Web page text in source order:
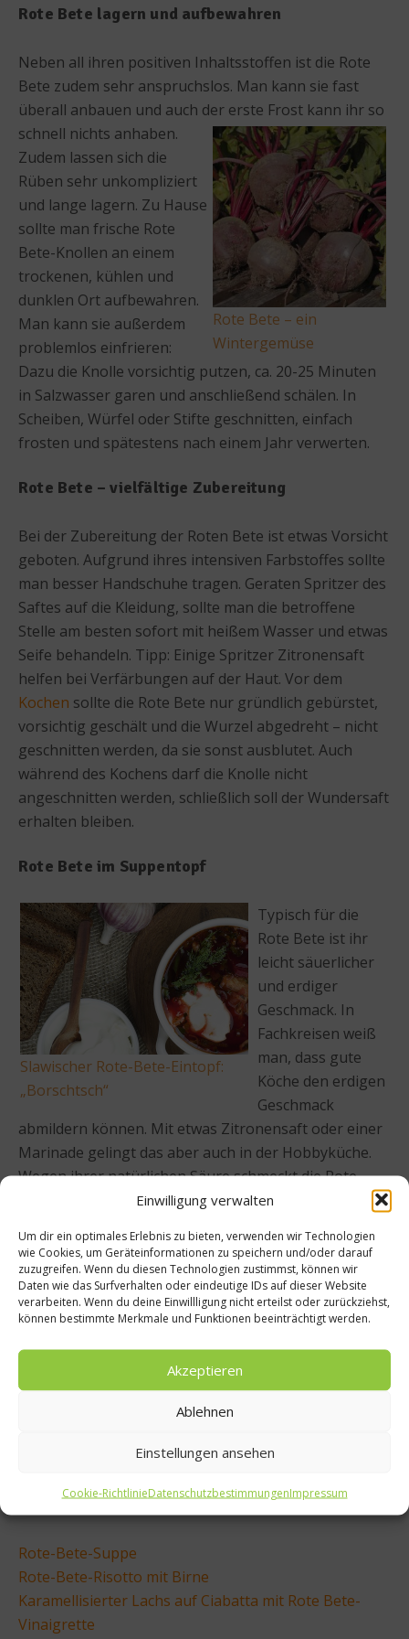
Einwilligung verwalten
Um dir ein optimales Erlebnis zu bieten, verwenden wir Technologien
wie Cookies, um Geräteinformationen zu speichern und/oder darauf
zuzugreifen. Wenn du diesen Technologien zustimmst, können wir
Daten wie das Surfverhalten oder eindeutige IDs auf dieser Website
verarbeiten. Wenn du deine Einwillligung nicht erteilst oder zurückziehst,
können bestimmte Merkmale und Funktionen beeinträchtigt werden.
Akzeptieren
Ablehnen
Einstellungen ansehen
Cookie-RichtlinieDatenschutzbestimmungenImpressum
Rote Bete lagern und aufbewahren
Neben all ihren positiven Inhaltsstoffen ist die Rote
Bete zudem sehr anspruchslos. Man kann sie fast
überall anbauen und auch der erste Frost kann ihr so
Rote Bete – ein
Wintergemüse
schnell nichts anhaben.
Zudem lassen sich die
Rüben sehr unkompliziert
und lange lagern. Zu Hause
sollte man frische Rote
Bete-Knollen an einem
trockenen, kühlen und
dunklen Ort aufbewahren.
Man kann sie außerdem
problemlos einfrieren:
Dazu die Knolle vorsichtig putzen, ca. 20-25 Minuten
in Salzwasser garen und anschließend schälen. In
Scheiben, Würfel oder Stifte geschnitten, einfach
frosten und spätestens nach einem Jahr verwerten.
Rote Bete – vielfältige Zubereitung
Bei der Zubereitung der Roten Bete ist etwas Vorsicht
geboten. Aufgrund ihres intensiven Farbstoffes sollte
man besser Handschuhe tragen. Geraten Spritzer des
Saftes auf die Kleidung, sollte man die betroffene
Stelle am besten sofort mit heißem Wasser und etwas
Seife behandeln. Tipp: Einige Spritzer Zitronensaft
helfen bei Verfärbungen auf der Haut. Vor dem
Kochen sollte die Rote Bete nur gründlich gebürstet,
vorsichtig geschält und die Wurzel abgedreht – nicht
geschnitten werden, da sie sonst ausblutet. Auch
während des Kochens darf die Knolle nicht
angeschnitten werden, schließlich soll der Wundersaft
erhalten bleiben.
Rote Bete im Suppentopf
Slawischer Rote-Bete-Eintopf:
„Borschtsch“
Typisch für die
Rote Bete ist ihr
leicht säuerlicher
und erdiger
Geschmack. In
Fachkreisen weiß
man, dass gute
Köche den erdigen
Geschmack
abmildern können. Mit etwas Zitronensaft oder einer
Marinade gelingt das aber auch in der Hobbyküche.
Wegen ihrer natürlichen Säure schmeckt die Rote
Bete als Beilage zu Fischgerichten besonders gut.
Kontrast. Auch in Suppen und Salaten wird sie
vielseitig verwendet. Besonders populär ist die tolle
Knolle in einem russischen Nationalgericht:
„Borschtsch“ ist eine deftige Suppe aus Roter Bete,
Rindfleisch. Die lange Garzeit macht sie besonders
schmackhaft. In Osteuropa ist der rote Eintopf fester
Bestandteil der slawischen Suppenküche.
Hier geht’s zu unserem Borschtsch-Rezept.
Weitere Rote Bete Rezepte:
Rote-Bete-Suppe
Rote-Bete-Risotto mit Birne
Karamellisierter Lachs auf Ciabatta mit Rote Bete-
Vinaigrette